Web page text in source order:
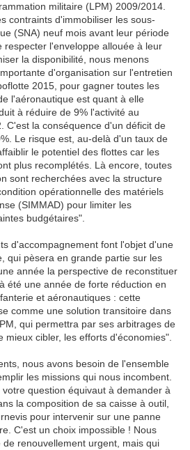
militaire (LPM) 2009/2014.
contraints d'immobiliser les sous-
(SNA) neuf mois avant leur période
respecter l'enveloppe allouée à leur
la disponibilité, nous menons
d'organisation sur l'entretien
2015, pour gagner toutes les
l'aéronautique est quant à elle
à réduire de 9% l'activité au
C'est la conséquence d'un déficit de
Le risque est, au-delà d'un taux de
le potentiel des flottes car les
plus recomplétés. Là encore, toutes
sont recherchées avec la structure
opérationnelle des matériels
(SIMMAD) pour limiter les
budgétaires".
d'accompagnement font l'objet d'une
qui pèsera en grande partie sur les
année la perspective de reconstituer
été une année de forte réduction en
et aéronautiques : cette
comme une solution transitoire dans
qui permettra par ses arbitrages de
mieux cibler, les efforts d'économies".
nous avons besoin de l'ensemble
les missions qui nous incombent.
question équivaut à demander à
la composition de sa caisse à outil,
pour intervenir sur une panne
C'est un choix impossible ! Nous
renouvellement urgent, mais qui